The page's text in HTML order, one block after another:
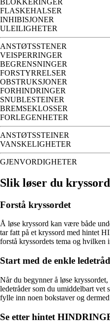
FLASKEHALSER
INHIBISJONER
ULEILIGHETER
ANSTØTSSTENER
VEISPERRINGER
BEGRENSNINGER
FORSTYRRELSER
OBSTRUKSJONER
FORHINDRINGER
SNUBLESTEINER
BREMSEKLOSSER
FORLEGENHETER
ANSTØTSSTEINER
VANSKELIGHETER
GJENVORDIGHETER
Slik løser du
Forstå kryssordet
Å løse kryssord kan være både
tar fatt på et kryssord med hintet
forstå kryssordets tema og hvilken
Start med de enkle
Når du begynner å løse kryssordet,
ledetråder som du umiddelbart vet
fylle inn noen bokstaver og
Se etter hintet